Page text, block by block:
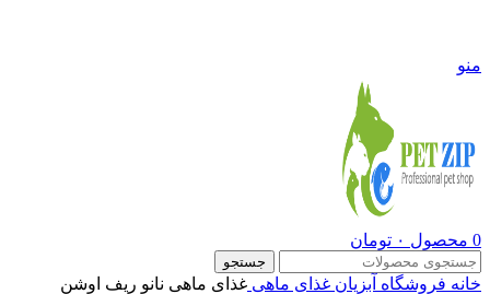
منو
0 محصول ۰ تومان
جستجو
خانه فروشگاه آبزیان غذای ماهی غذای ماهی نانو ریف اوشن